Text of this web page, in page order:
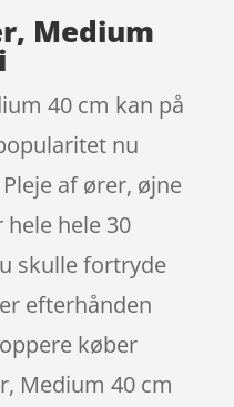
Medium
40 cm kan på
nu
af ører, øjne
hele 30
skulle fortryde
efterhånden
køber
Medium 40 cm